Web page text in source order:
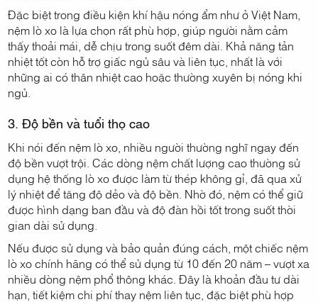
Đặc biệt trong điều kiện khí hậu nóng ẩm như ở Việt Nam,
nệm lò xo là lựa chọn rất phù hợp, giúp người nằm cảm
thấy thoải mái, dễ chịu trong suốt đêm dài. Khả năng tản
nhiệt tốt còn hỗ trợ giấc ngủ sâu và liên tục, nhất là với
những ai có thân nhiệt cao hoặc thường xuyên bị nóng khi
ngủ.
3. Độ bền và tuổi thọ cao
Khi nói đến nệm lò xo, nhiều người thường nghĩ ngay đến
độ bền vượt trội. Các dòng nệm chất lượng cao thường sử
dụng hệ thống lò xo được làm từ thép không gỉ, đã qua xử
lý nhiệt để tăng độ dẻo và độ bền. Nhờ đó, nệm có thể giữ
được hình dạng ban đầu và độ đàn hồi tốt trong suốt thời
gian dài sử dụng.
Nếu được sử dụng và bảo quản đúng cách, một chiếc nệm
lò xo chính hãng có thể sử dụng từ 10 đến 20 năm – vượt xa
nhiều dòng nệm phổ thông khác. Đây là khoản đầu tư dài
hạn, tiết kiệm chi phí thay nệm liên tục, đặc biệt phù hợp